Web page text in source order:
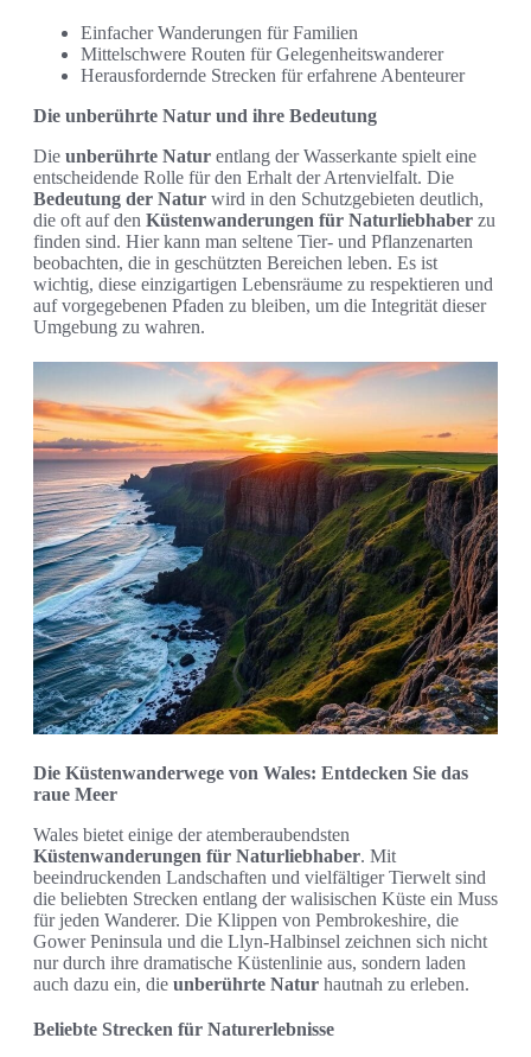
Einfacher Wanderungen für Familien
Mittelschwere Routen für Gelegenheitswanderer
Herausfordernde Strecken für erfahrene Abenteurer
Die unberührte Natur und ihre Bedeutung
Die unberührte Natur entlang der Wasserkante spielt eine
entscheidende Rolle für den Erhalt der Artenvielfalt. Die
Bedeutung der Natur wird in den Schutzgebieten deutlich,
die oft auf den Küstenwanderungen für Naturliebhaber zu
finden sind. Hier kann man seltene Tier- und Pflanzenarten
beobachten, die in geschützten Bereichen leben. Es ist
wichtig, diese einzigartigen Lebensräume zu respektieren und
auf vorgegebenen Pfaden zu bleiben, um die Integrität dieser
Umgebung zu wahren.
Die Küstenwanderwege von Wales: Entdecken Sie das
raue Meer
Wales bietet einige der atemberaubendsten
Küstenwanderungen für Naturliebhaber. Mit
beeindruckenden Landschaften und vielfältiger Tierwelt sind
die beliebten Strecken entlang der walisischen Küste ein Muss
für jeden Wanderer. Die Klippen von Pembrokeshire, die
Gower Peninsula und die Llyn-Halbinsel zeichnen sich nicht
nur durch ihre dramatische Küstenlinie aus, sondern laden
auch dazu ein, die unberührte Natur hautnah zu erleben.
Beliebte Strecken für Naturerlebnisse